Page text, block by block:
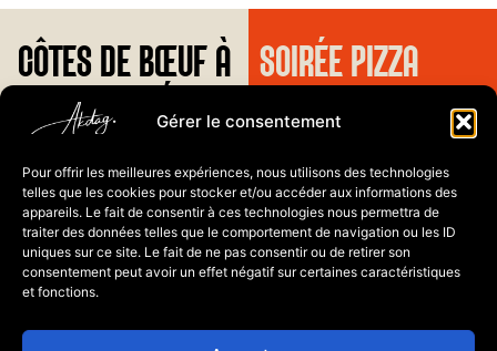
Gérer le consentement
Pour offrir les meilleures expériences, nous utilisons des technologies
telles que les cookies pour stocker et/ou accéder aux informations des
appareils. Le fait de consentir à ces technologies nous permettra de
traiter des données telles que le comportement de navigation ou les ID
uniques sur ce site. Le fait de ne pas consentir ou de retirer son
consentement peut avoir un effet négatif sur certaines caractéristiques
et fonctions.
CÔTES DE BŒUF À
VOLONTÉ
midi et soir
Accompagné de frites et
toutes nos sauces maison
SOIRÉE PIZZA
Offre valadable
uniquement
La Flamme
Allée Charles
Edouard Guillaume 3
1723 Marly
026 435 69 91
Lundi : fermé
Mardi - Jeudi : 10h-
14h/17h-23h
Vendredi - Samedi :